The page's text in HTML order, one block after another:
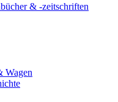
& -zeitschriften
Wagen